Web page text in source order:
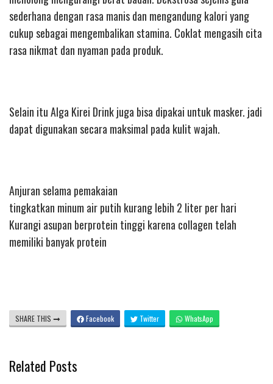
sederhana dengan rasa manis dan mengandung kalori yang
cukup sebagai mengembalikan stamina. Coklat mengasih cita
rasa nikmat dan nyaman pada produk.
Selain itu Alga Kirei Drink juga bisa dipakai untuk masker. jadi
dapat digunakan secara maksimal pada kulit wajah.
Anjuran selama pemakaian
tingkatkan minum air putih kurang lebih 2 liter per hari
Kurangi asupan berprotein tinggi karena collagen telah
memiliki banyak protein
SHARE THIS Facebook Twitter WhatsApp
Related Posts